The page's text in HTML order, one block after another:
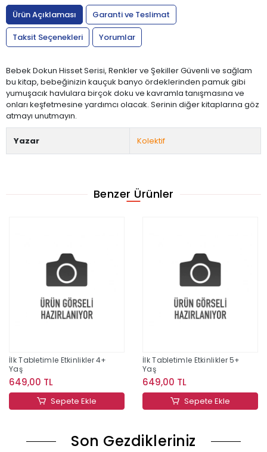
Ürün Açıklaması
Garanti ve Teslimat
Taksit Seçenekleri
Yorumlar
Bebek Dokun Hisset Serisi, Renkler ve Şekiller Güvenli ve sağlam
bu kitap, bebeğinizin kauçuk banyo ördeklerinden pamuk gibi
yumuşacık havlulara birçok doku ve kavramla tanışmasına ve
onları keşfetmesine yardımcı olacak. Serinin diğer kitaplarına göz
atmayı unutmayın.
Yazar Kolektif
Benzer Ürünler
İlk Tabletimle Etkinlikler 4+
Yaş
649,00 TL
Sepete Ekle
İlk Tabletimle Etkinlikler 5+
Yaş
649,00 TL
Sepete Ekle
Son Gezdikleriniz